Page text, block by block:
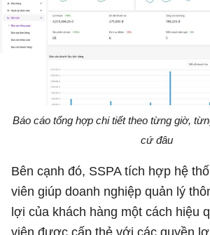
Báo cáo tổng hợp chi tiết theo từng giờ,
cứ đâu
Bên cạnh đó, SSPA tích hợp hệ
viên giúp doanh nghiệp quản lý
lợi của khách hàng một cách hiệu
viên được cấp thẻ với các quyền